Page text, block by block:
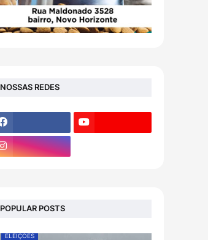
NOSSAS REDES
POPULAR POSTS
ELEIÇÕES